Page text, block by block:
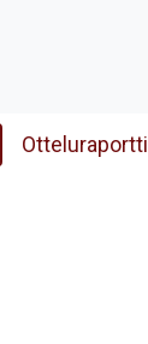
Otteluraportti